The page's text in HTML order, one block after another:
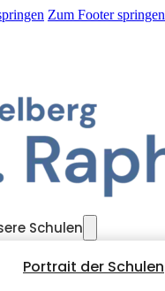
Zum Footer springen
Schulen
Portrait der Schulen